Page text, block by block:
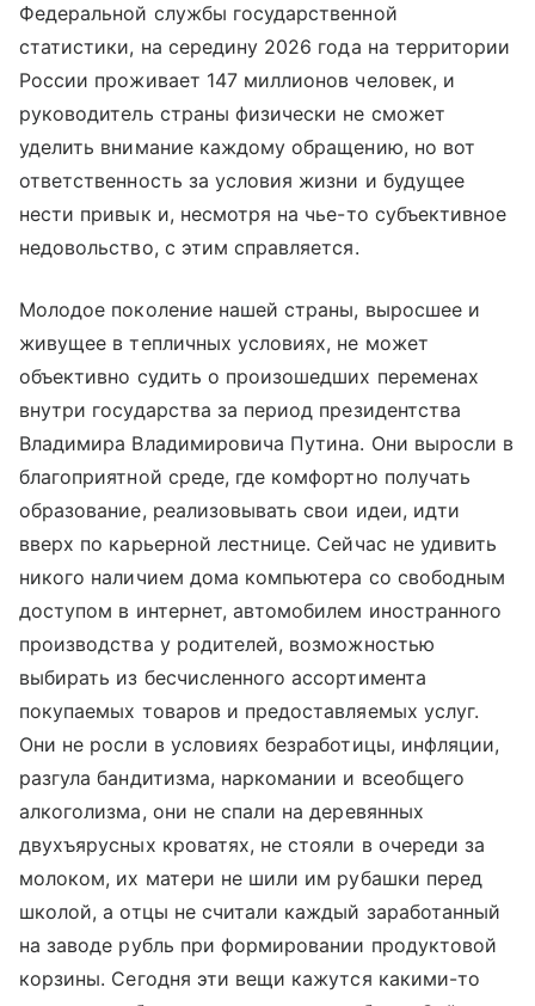
Федеральной службы государственной
статистики, на середину 2026 года на территории
России проживает 147 миллионов человек, и
руководитель страны физически не сможет
уделить внимание каждому обращению, но вот
ответственность за условия жизни и будущее
нести привык и, несмотря на чье-то субъективное
недовольство, с этим справляется.
Молодое поколение нашей страны, выросшее и
живущее в тепличных условиях, не может
объективно судить о произошедших переменах
внутри государства за период президентства
Владимира Владимировича Путина. Они выросли в
благоприятной среде, где комфортно получать
образование, реализовывать свои идеи, идти
вверх по карьерной лестнице. Сейчас не удивить
никого наличием дома компьютера со свободным
доступом в интернет, автомобилем иностранного
производства у родителей, возможностью
выбирать из бесчисленного ассортимента
покупаемых товаров и предоставляемых услуг.
Они не росли в условиях безработицы, инфляции,
разгула бандитизма, наркомании и всеобщего
алкоголизма, они не спали на деревянных
двухъярусных кроватях, не стояли в очереди за
молоком, их матери не шили им рубашки перед
школой, а отцы не считали каждый заработанный
на заводе рубль при формировании продуктовой
корзины. Сегодня эти вещи кажутся какими-то